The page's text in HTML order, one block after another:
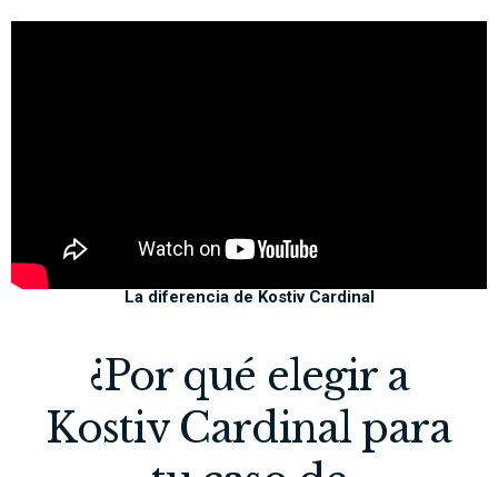
La diferencia de Kostiv Cardinal
¿Por qué elegir a
Kostiv Cardinal para